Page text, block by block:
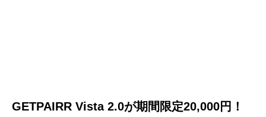
GETPAIRR Vista 2.0が期間限定20,000円！